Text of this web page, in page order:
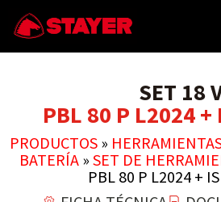
SET 18
PBL 80 P L2024 +
PRODUCTOS »
BATERÍA » SET DE
PBL 80 P L2024 +